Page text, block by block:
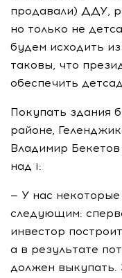
продавали) ДДУ,
но только не
будем исходить
таковы, что
обеспечить
Покупать здания
районе,
Владимир Бекетов
над i:
— У нас
следующим:
инвестор
а в результате
должен